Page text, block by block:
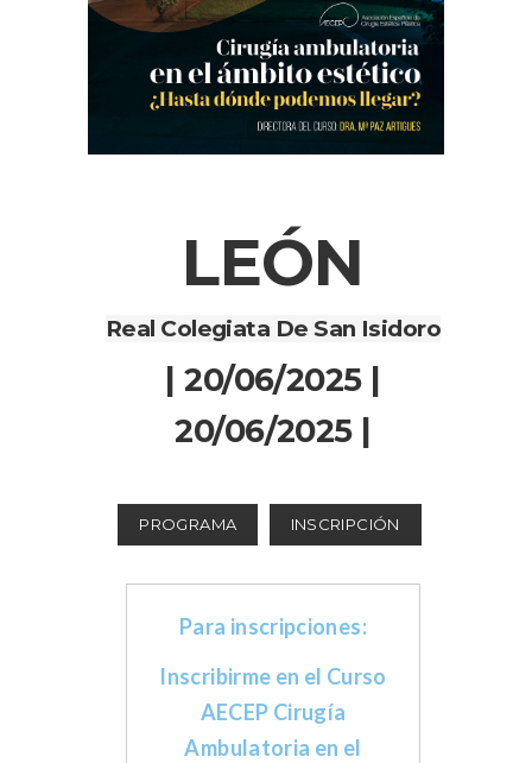
LEÓN
Real Colegiata De San Isidoro
| 20/06/2025 |
20/06/2025 |
PROGRAMA INSCRIPCIÓN
Para inscripciones:
Inscribirme en el Curso
AECEP Cirugía
Ambulatoria en el